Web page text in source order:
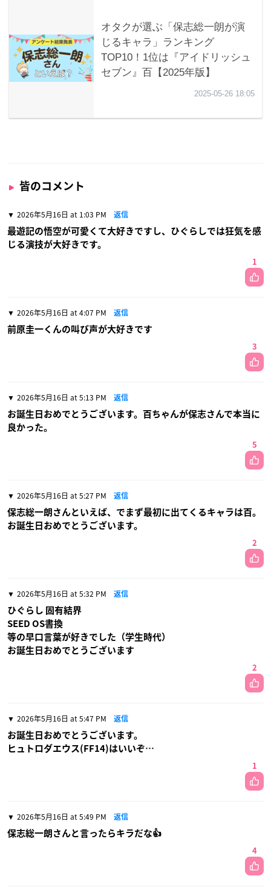
皆のコメント
2026年5月16日 at 1:03 PM 返信
最遊記の悟空が可愛くて大好きですし、ひぐらしでは狂気を感
じる演技が大好きです。
1
2026年5月16日 at 4:07 PM 返信
前原圭一くんの叫び声が大好きです
3
2026年5月16日 at 5:13 PM 返信
お誕生日おめでとうございます。百ちゃんが保志さんで本当に
良かった。
5
2026年5月16日 at 5:27 PM 返信
保志総一朗さんといえば、でまず最初に出てくるキャラは百。
お誕生日おめでとうございます。
2
2026年5月16日 at 5:32 PM 返信
ひぐらし 固有結界
SEED OS書換
等の早口言葉が好きでした（学生時代）
お誕生日おめでとうございます
2
2026年5月16日 at 5:47 PM 返信
お誕生日おめでとうございます。
ヒュトロダエウス(FF14)はいいぞ…
1
2026年5月16日 at 5:49 PM 返信
保志総一朗さんと言ったらキラだな👍
4